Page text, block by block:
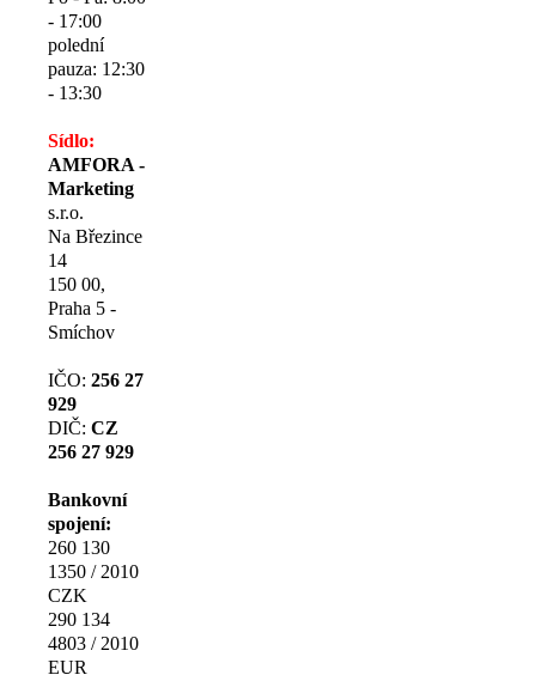
- 17:00
polední
pauza: 12:30
- 13:30
Sídlo:
AMFORA -
Marketing
s.r.o.
Na Březince
14
150 00,
Praha 5 -
Smíchov
IČO:256 27
929
DIČ:CZ
256 27 929
Bankovní
spojení:
260 130
1350 / 2010
CZK
290 134
4803 / 2010
EUR